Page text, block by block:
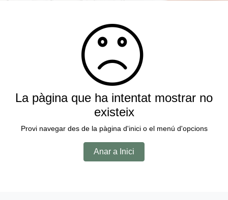
La pàgina que ha intentat mostrar no
existeix
Provi navegar des de la pàgina d'inici o el menú d'opcions
Anar a Inici